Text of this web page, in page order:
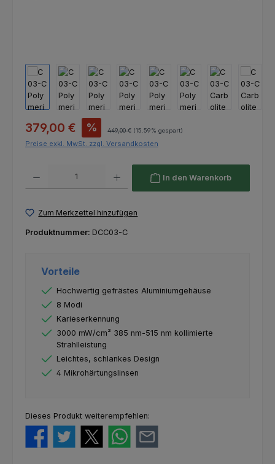
Verkaufspreis:
379,00 € % Regulärer Preis:
449,00 € (15.59% gespart)
Preise exkl. MwSt. zzgl. Versandkosten
In den Warenkorb
Zum Merkzettel hinzufügen
Produktnummer: DCC03-C
Vorteile
Hochwertig gefrästes Aluminiumgehäuse
8 Modi
Karieserkennung
3000 mW/cm² 385 nm-515 nm kollimierte
Strahlleistung
Leichtes, schlankes Design
4 Mikrohärtungslinsen
Dieses Produkt weiterempfehlen: